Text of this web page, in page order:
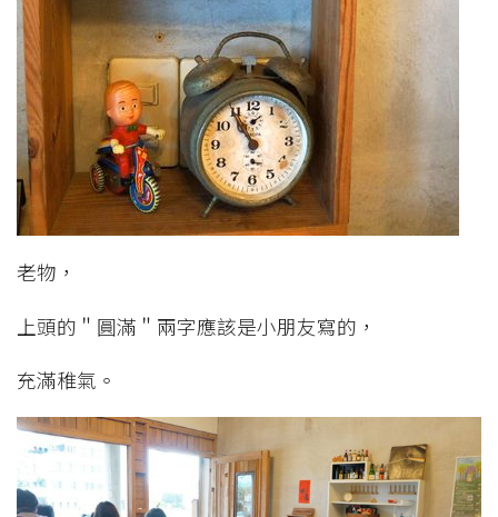
老物，
上頭的＂圓滿＂兩字應該是小朋友寫的，
充滿稚氣。